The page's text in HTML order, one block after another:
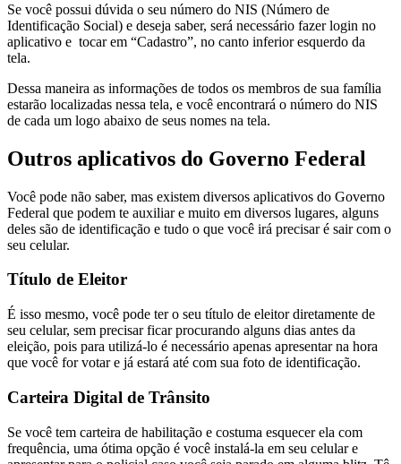
Se você possui dúvida o seu número do NIS (Número de
Identificação Social) e deseja saber, será necessário fazer login no
aplicativo e tocar em “Cadastro”, no canto inferior esquerdo da
tela.
Dessa maneira as informações de todos os membros de sua família
estarão localizadas nessa tela, e você encontrará o número do NIS
de cada um logo abaixo de seus nomes na tela.
Outros aplicativos do Governo Federal
Você pode não saber, mas existem diversos aplicativos do Governo
Federal que podem te auxiliar e muito em diversos lugares, alguns
deles são de identificação e tudo o que você irá precisar é sair com o
seu celular.
Título de Eleitor
É isso mesmo, você pode ter o seu título de eleitor diretamente de
seu celular, sem precisar ficar procurando alguns dias antes da
eleição, pois para utilizá-lo é necessário apenas apresentar na hora
que você for votar e já estará até com sua foto de identificação.
Carteira Digital de Trânsito
Se você tem carteira de habilitação e costuma esquecer ela com
frequência, uma ótima opção é você instalá-la em seu celular e